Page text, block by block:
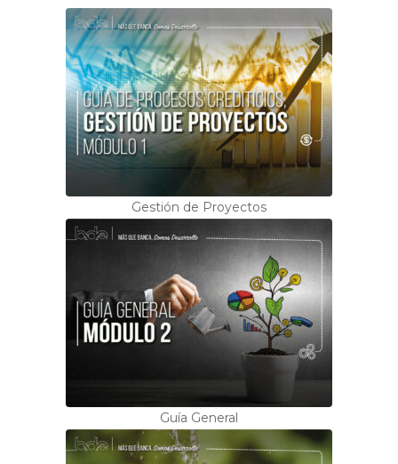
Gestión de Proyectos
Guía General